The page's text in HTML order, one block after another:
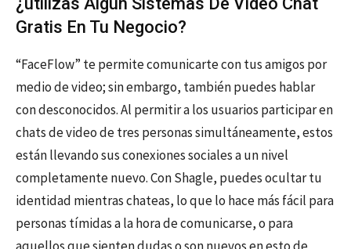
Gratis En Tu Negocio?
“FaceFlow” te permite comunicarte con tus amigos por
medio de video; sin embargo, también puedes hablar
con desconocidos. Al permitir a los usuarios participar en
chats de video de tres personas simultáneamente, estos
están llevando sus conexiones sociales a un nivel
completamente nuevo. Con Shagle, puedes ocultar tu
identidad mientras chateas, lo que lo hace más fácil para
personas tímidas a la hora de comunicarse, o para